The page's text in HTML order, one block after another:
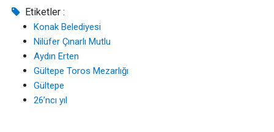
Etiketler :
Konak Belediyesi
Nilüfer Çınarlı Mutlu
Aydın Erten
Gültepe Toros Mezarlığı
Gültepe
26’ncı yıl